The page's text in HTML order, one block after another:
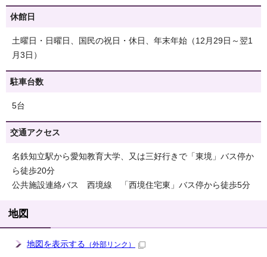
休館日
土曜日・日曜日、国民の祝日・休日、年末年始（12月29日～翌1
月3日）
駐車台数
5台
交通アクセス
名鉄知立駅から愛知教育大学、又は三好行きで「東境」バス停か
ら徒歩20分
公共施設連絡バス 西境線 「西境住宅東」バス停から徒歩5分
地図
地図を表示する （外部リンク）